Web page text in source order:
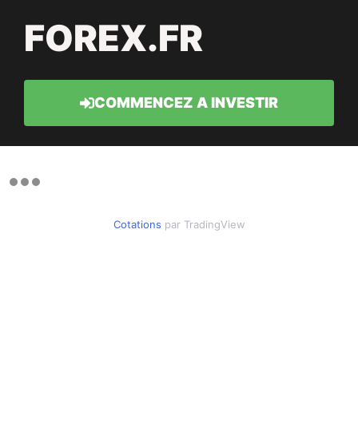
FOREX.FR
COMMENCEZ A INVESTIR
Cotations par TradingView